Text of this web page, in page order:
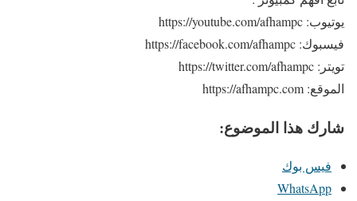
يوتيوب: https://youtube.com/afhampc
فيسبوك: https://facebook.com/afhampc
تويتر: https://twitter.com/afhampc
الموقع: https://afhampc.com
شارك هذا الموضوع:
فيس بوك
WhatsApp